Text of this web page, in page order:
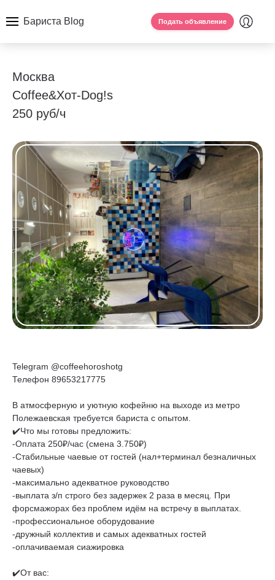
Бариста Blog Подать объявление
Москва
Coffee&Хот-Dog!s
250 руб/ч
Telegram @coffeehoroshotg
Телефон 89653217775
В атмосферную и уютную кофейню на выходе из метро
Полежаевская требуется бариста с опытом.
✔️Что мы готовы предложить:
-Оплата 250₽/час (смена 3.750₽)
-Стабильные чаевые от гостей (нал+терминал безналичных
чаевых)
-максимально адекватное руководство
-выплата з/п строго без задержек 2 раза в месяц. При
форсмажорах без проблем идём на встречу в выплатах.
-профессиональное оборудование
-дружный коллектив и самых адекватных гостей
-оплачиваемая сиажировка
✔️От вас: